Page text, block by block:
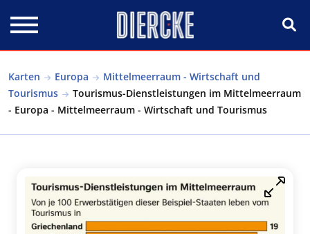
Karten Europa
Mittelmeerraum - Wirtschaft und
Tourismus
Tourismus-Dienstleistungen im Mittelmeerraum
- Europa - Mittelmeerraum - Wirtschaft und Tourismus